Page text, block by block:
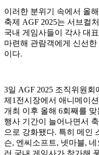
이러한 분위기 속에서 올
축제 AGF 2025는 서브컬
국내 게임사들이 각사 대
마련해 관람객에게 신선
이다.
3일 AGF 2025 조직위원
제1전시장에서 애니메이
개최 이후 올해 6회째를
행사 기간이 늘어나면서
으로 강화됐다. 특히 메인
슨, 엔씨소프트, 넷마블,